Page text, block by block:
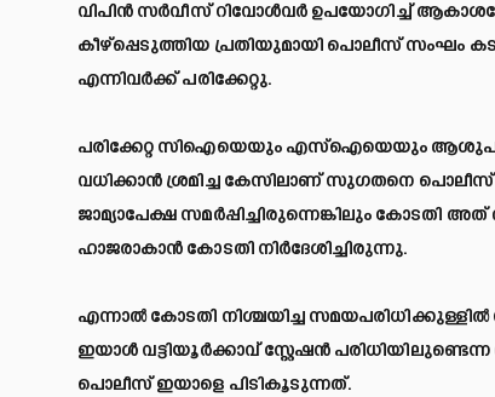
വിപിൻ സർവീസ് റിവോൾവർ ഉപയോഗിച്ച്
കീഴ്പ്പെടുത്തിയ പ്രതിയുമായി പൊലീസ്
എന്നിവർക്ക് പരിക്കേറ്റു.
പരിക്കേറ്റ സിഐയെയും എസ്ഐയെയും
വധിക്കാൻ ശ്രമിച്ച കേസിലാണ് സുഗതനെ
ജാമ്യാപേക്ഷ സമർപ്പിച്ചിരുന്നെങ്കിലും
ഹാജരാകാൻ കോടതി നിർദേശിച്ചിരുന്നു.
എന്നാൽ കോടതി നിശ്ചയിച്ച
ഇയാൾ വട്ടിയൂർക്കാവ് സ്റ്റേഷൻ
പൊലീസ് ഇയാളെ പിടികൂടുന്നത്.